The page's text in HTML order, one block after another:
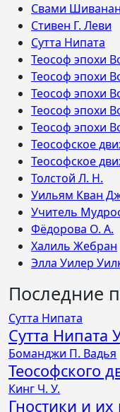
Свами
Стивен Г. Леви
Сутта Нипата
Теософ эпохи
Теософ эпохи
Теософ эпохи
Теософ эпохи
Теософ эпохи
Теософское
Теософское
Толстой Л. Н.
Уильям Кван
Учитель
Фёдорова О. А.
Халиль Жебран
Элла Уилер
Последние
Сутта Нипата
Сутта Нипата
Боманджи П. Вадья
Теософского
Кинг Ч. У.
Гностики и